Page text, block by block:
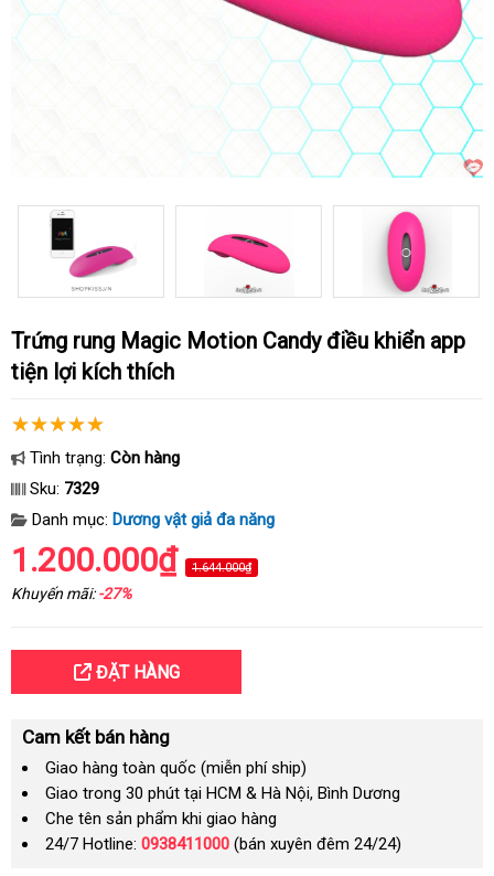
Trứng rung Magic Motion Candy điều khiển app
tiện lợi kích thích
Tình trạng: Còn hàng
Sku: 7329
Danh mục: Dương vật giả đa năng
1.200.000₫ 1.644.000₫
Khuyến mãi:-27%
ĐẶT HÀNG
Cam kết bán hàng
Giao hàng toàn quốc (miễn phí ship)
Giao trong 30 phút tại HCM & Hà Nội, Bình Dương
Che tên sản phẩm khi giao hàng
24/7 Hotline: 0938411000 (bán xuyên đêm 24/24)